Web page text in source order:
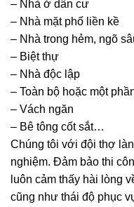
– Nhà ở dân cư
– Nhà mặt phố liền kề
– Nhà trong hẻm, ngõ
– Biệt thự
– Nhà độc lập
– Toàn bộ hoặc một
– Vách ngăn
– Bê tông cốt sắt…
Chúng tôi với đội thợ
nghiệm. Đảm bảo thi
luôn cảm thấy hài lòng
cũng như thái độ phục